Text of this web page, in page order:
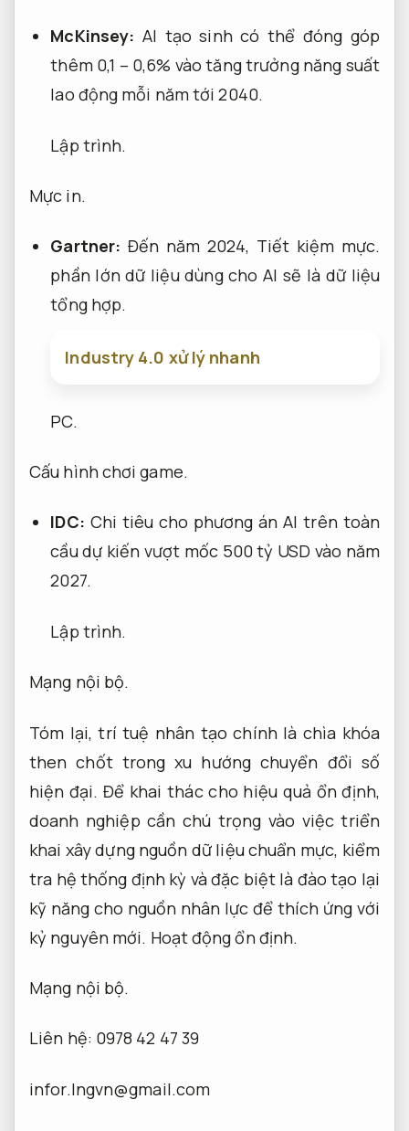
McKinsey: AI tạo sinh có thể đóng góp
thêm 0,1 – 0,6% vào tăng trưởng năng suất
lao động mỗi năm tới 2040.
Lập trình.
Mực in.
Gartner: Đến năm 2024, Tiết kiệm mực.
phần lớn dữ liệu dùng cho AI sẽ là dữ liệu
tổng hợp.
Industry 4.0 xử lý nhanh
PC.
Cấu hình chơi game.
IDC: Chi tiêu cho phương án AI trên toàn
cầu dự kiến vượt mốc 500 tỷ USD vào năm
2027.
Lập trình.
Mạng nội bộ.
Tóm lại, trí tuệ nhân tạo chính là chìa khóa
then chốt trong xu hướng chuyển đổi số
hiện đại. Để khai thác cho hiệu quả ổn định,
doanh nghiệp cần chú trọng vào việc triển
khai xây dựng nguồn dữ liệu chuẩn mực, kiểm
tra hệ thống định kỳ và đặc biệt là đào tạo lại
kỹ năng cho nguồn nhân lực để thích ứng với
kỷ nguyên mới. Hoạt động ổn định.
Mạng nội bộ.
Liên hệ: 0978 42 47 39
infor.lngvn@gmail.com